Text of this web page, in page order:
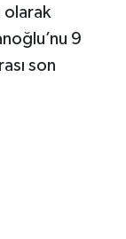
olarak
9
son